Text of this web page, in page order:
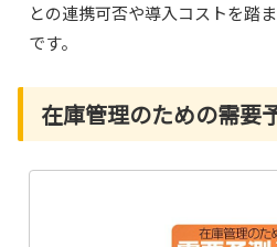
との連携可否や導入コストを踏
です。
在庫管理のための需要